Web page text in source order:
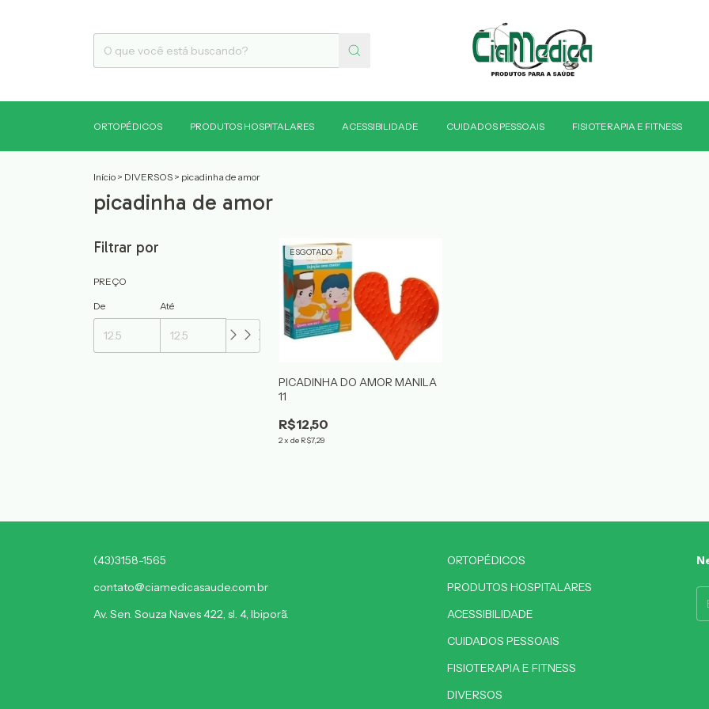
ORTOPÉDICOS PRODUTOS HOSPITALARES ACESSIBILIDADE CUIDADOS PESSOAIS FISIOTERAPIA E FITNESS
Início > DIVERSOS > picadinha de amor
picadinha de amor
Filtrar por
PREÇO
De Até
ESGOTADO
PICADINHA DO AMOR MANILA
11
R$12,50
2xde R$7,29
(43)3158-1565
contato@ciamedicasaude.com.br
Av. Sen. Souza Naves 422, sl. 4, Ibiporã.
ORTOPÉDICOS
PRODUTOS HOSPITALARES
ACESSIBILIDADE
CUIDADOS PESSOAIS
FISIOTERAPIA E FITNESS
DIVERSOS